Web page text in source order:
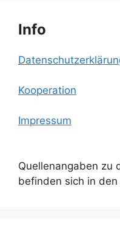
Info
Kooperation
Impressum
Quellenangaben zu
befinden sich in